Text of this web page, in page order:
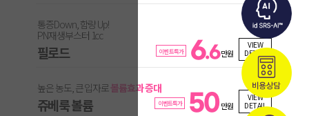
통증Down, 함량 Up!
PN재생부스터 1cc
필로드 이벤트특가 6.6만원
VIEW
DETAIL
높은 농도, 큰 입자로볼륨효과 증대
쥬베룩 볼륨 이벤트특가 50만원
VIEW
DETAIL